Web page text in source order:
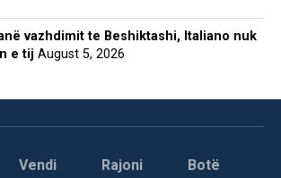
vazhdimit te Beshiktashi, Italiano nuk
e tij August 5, 2026
Vendi Rajoni Botë